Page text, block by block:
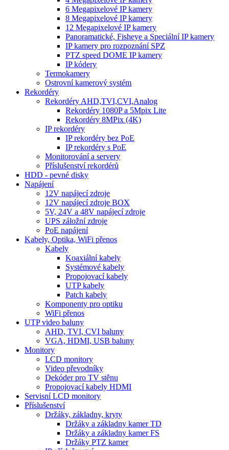
6 Megapixelové IP kamery
8 Megapixelové IP kamery
12 Megapixelové IP kamery
Panoramatické, Fisheye a Speciální IP kamery
IP kamery pro rozpoznání SPZ
PTZ speed DOME IP kamery
IP kódery
Termokamery
Ostrovní kamerový systém
Rekordéry
Rekordéry AHD,TVI,CVI,Analog
Rekordéry 1080P a 5Mpix Lite
Rekordéry 8MPix (4K)
IP rekordéry
IP rekordéry bez PoE
IP rekordéry s PoE
Monitorování a servery
Příslušenství rekordérů
HDD - pevné disky
Napájení
12V napájecí zdroje
12V napájecí zdroje BOX
5V, 24V a 48V napájecí zdroje
UPS záložní zdroje
PoE napájení
Kabely, Optika, WiFi přenos
Kabely
Koaxiální kabely
Systémové kabely
Propojovací kabely
UTP kabely
Patch kabely
Komponenty pro optiku
WiFi přenos
UTP video baluny
AHD, TVI, CVI baluny
VGA, HDMI, USB baluny
Monitory
LCD monitory
Video převodníky
Dekóder pro TV stěnu
Propojovací kabely HDMI
Servisní LCD monitory
Příslušenství
Držáky, základny, kryty
Držáky a základny kamer TD
Držáky a základny kamer FS
Držáky PTZ kamer